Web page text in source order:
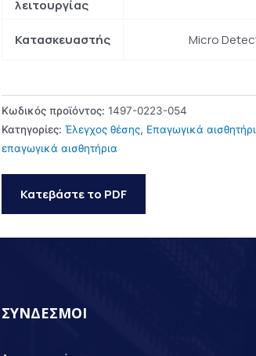
λειτουργίας
Κατασκευαστής Micro
Κωδικός προϊόντος: 1497-0223-054
Κατηγορίες: Έλεγχος θέσης, Επαγωγικά
επαγωγικά αισθητήρια
Κατεβάστε το PDF
ΣΥΝΔΕΣΜΟΙ